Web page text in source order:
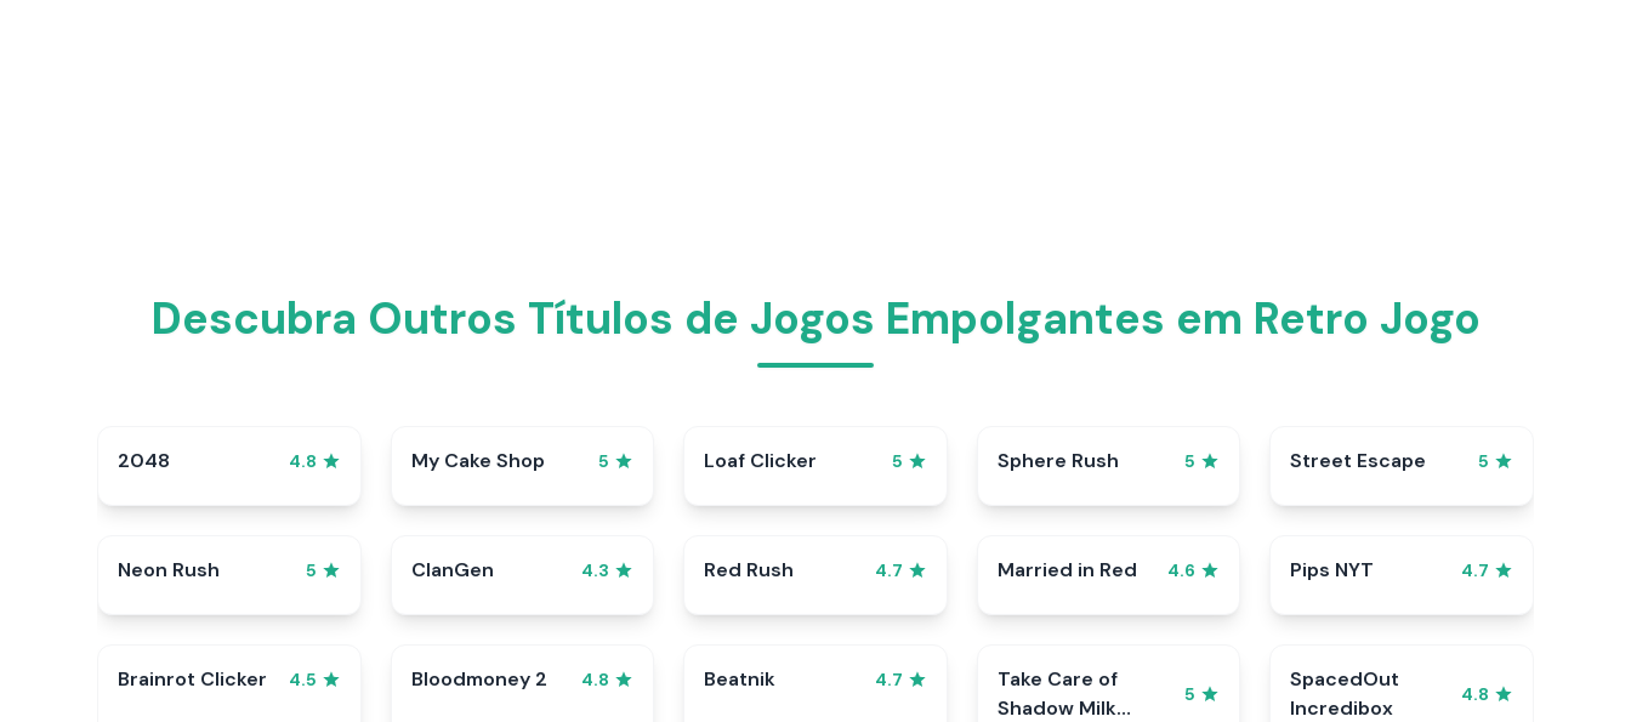
Descubra Outros Títulos de Jogos Empolgantes em Retro Jogo
2048 4.8 My Cake Shop 5 Loaf Clicker 5 Sphere Rush 5 Street Escape 5
Neon Rush 5 ClanGen 4.3 Red Rush 4.7 Married in Red 4.6 Pips NYT 4.7
Brainrot Clicker 4.5 Bloodmoney 2 4.8 Beatnik 4.7
Take Care of
Shadow Milk
5
SpacedOut
Incredibox
4.8